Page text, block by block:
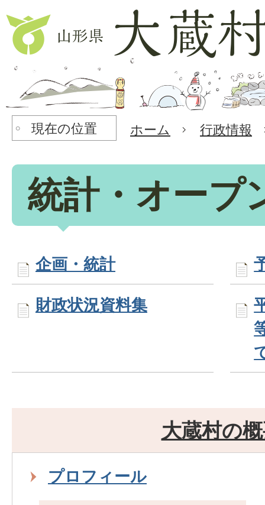
現在の位置 ホーム 行政情報
統計・オープ
企画・統計
財政状況資料集
大蔵村の
プロフィール